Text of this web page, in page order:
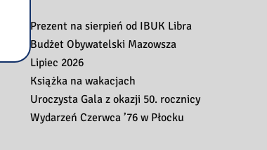
Prezent na sierpień od IBUK Libra
Budżet Obywatelski Mazowsza
Lipiec 2026
Książka na wakacjach
Uroczysta Gala z okazji 50. rocznicy
Wydarzeń Czerwca ’76 w Płocku